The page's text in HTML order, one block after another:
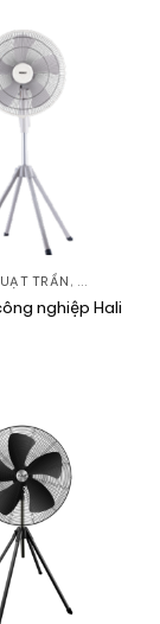
TRẦN , QUẠT
nghiệp Hali